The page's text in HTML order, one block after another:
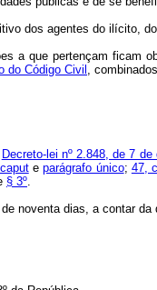
dos agentes do ilícito,
que pertençam ficam
do Código Civil ,
Decreto-lei nº 2.848, de 7
eparágrafo único; 47,
§ 3º.
noventa dias, a contar da